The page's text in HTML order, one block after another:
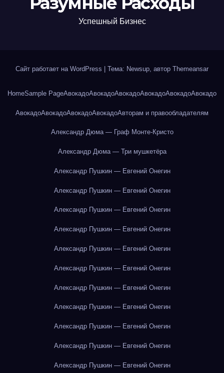
Успешный Бизнес
Сайт работает на WordPress Тема: Newsup, автор Themeansar
HomeSample PageАвокадоАвокадоАвокадоАвокадоАвокадоАвокадо
АвокадоАвокадоАвокадоАвокадоАвторам и правообладателям
Александр Дюма — Граф Монте-Кристо
Александр Дюма — Три мушкетёра
Александр Пушкин — Евгений Онегин
Александр Пушкин — Евгений Онегин
Александр Пушкин — Евгений Онегин
Александр Пушкин — Евгений Онегин
Александр Пушкин — Евгений Онегин
Александр Пушкин — Евгений Онегин
Александр Пушкин — Евгений Онегин
Александр Пушкин — Евгений Онегин
Александр Пушкин — Евгений Онегин
Александр Пушкин — Евгений Онегин
Александр Пушкин — Евгений Онегин